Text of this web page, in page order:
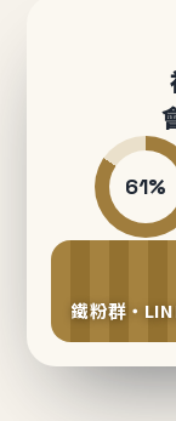
61%
鐵粉群・